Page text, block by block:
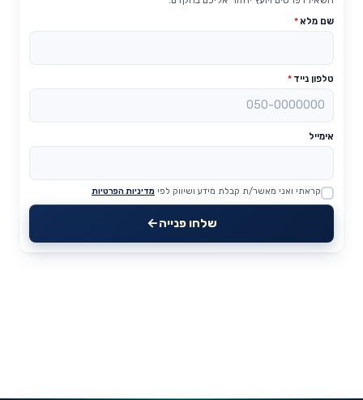
שם מלא*
טלפון נייד *
אימייל
Website
קראתי ואני מאשר/ת קבלת מידע ושיווק לפי מדיניות הפרטיות
שלחו פנייה